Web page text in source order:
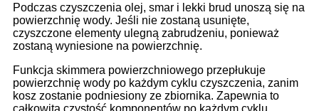
Podczas czyszczenia olej, smar i lekki brud unoszą się na
powierzchnię wody. Jeśli nie zostaną usunięte,
czyszczone elementy ulegną zabrudzeniu, ponieważ
zostaną wyniesione na powierzchnię.
Funkcja skimmera powierzchniowego przepłukuje
powierzchnię wody po każdym cyklu czyszczenia, zanim
kosz zostanie podniesiony ze zbiornika. Zapewnia to
całkowitą czystość komponentów po każdym cyklu